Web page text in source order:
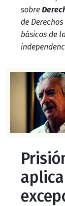
sobre
de
básicos de